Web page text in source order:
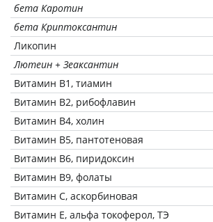
бета Каротин
бета Криптоксантин
Ликопин
Лютеин + Зеаксантин
Витамин В1, тиамин
Витамин В2, рибофлавин
Витамин В4, холин
Витамин В5, пантотеновая
Витамин В6, пиридоксин
Витамин В9, фолаты
Витамин C, аскорбиновая
Витамин Е, альфа токоферол, ТЭ